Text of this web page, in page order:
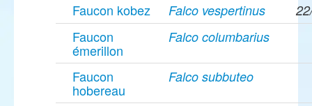
Faucon kobez Falco vespertinus
Faucon
émerillon
Falco columbarius
Faucon
hobereau
Falco subbuteo